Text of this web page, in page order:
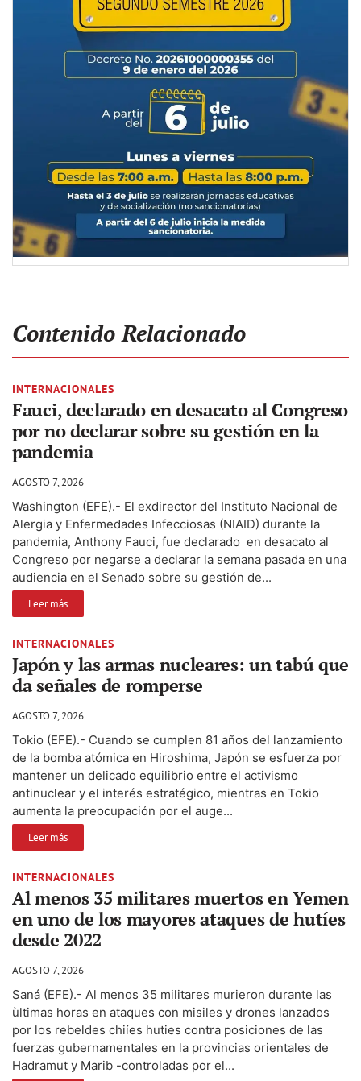
Contenido Relacionado
INTERNACIONALES
Fauci, declarado en desacato al Congreso
por no declarar sobre su gestión en la
pandemia
AGOSTO 7, 2026
Washington (EFE).- El exdirector del Instituto Nacional de
Alergia y Enfermedades Infecciosas (NIAID) durante la
pandemia, Anthony Fauci, fue declarado en desacato al
Congreso por negarse a declarar la semana pasada en una
audiencia en el Senado sobre su gestión de...
Leer más
INTERNACIONALES
Japón y las armas nucleares: un tabú que
da señales de romperse
AGOSTO 7, 2026
Tokio (EFE).- Cuando se cumplen 81 años del lanzamiento
de la bomba atómica en Hiroshima, Japón se esfuerza por
mantener un delicado equilibrio entre el activismo
antinuclear y el interés estratégico, mientras en Tokio
aumenta la preocupación por el auge...
Leer más
INTERNACIONALES
Al menos 35 militares muertos en Yemen
en uno de los mayores ataques de hutíes
desde 2022
AGOSTO 7, 2026
Saná (EFE).- Al menos 35 militares murieron durante las
ùltimas horas en ataques con misiles y drones lanzados
por los rebeldes chiíes huties contra posiciones de las
fuerzas gubernamentales en la provincias orientales de
Hadramut y Marib -controladas por el...